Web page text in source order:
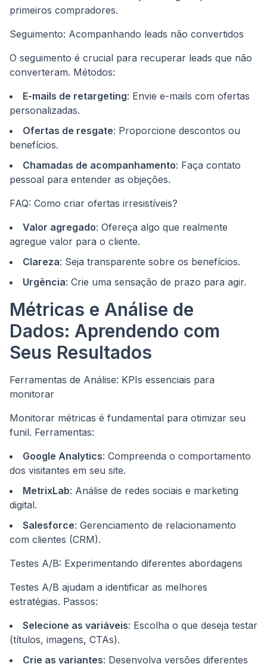
primeiros compradores.
Seguimento: Acompanhando leads não convertidos
O seguimento é crucial para recuperar leads que não
converteram. Métodos:
E-mails de retargeting: Envie e-mails com ofertas
personalizadas.
Ofertas de resgate: Proporcione descontos ou
benefícios.
Chamadas de acompanhamento: Faça contato
pessoal para entender as objeções.
FAQ: Como criar ofertas irresistíveis?
Valor agregado: Ofereça algo que realmente
agregue valor para o cliente.
Clareza: Seja transparente sobre os benefícios.
Urgência: Crie uma sensação de prazo para agir.
Métricas e Análise de
Dados: Aprendendo com
Seus Resultados
Ferramentas de Análise: KPIs essenciais para
monitorar
Monitorar métricas é fundamental para otimizar seu
funil. Ferramentas:
Google Analytics: Compreenda o comportamento
dos visitantes em seu site.
MetrixLab: Análise de redes sociais e marketing
digital.
Salesforce: Gerenciamento de relacionamento
com clientes (CRM).
Testes A/B: Experimentando diferentes abordagens
Testes A/B ajudam a identificar as melhores
estratégias. Passos:
Selecione as variáveis: Escolha o que deseja testar
(títulos, imagens, CTAs).
Crie as variantes: Desenvolva versões diferentes